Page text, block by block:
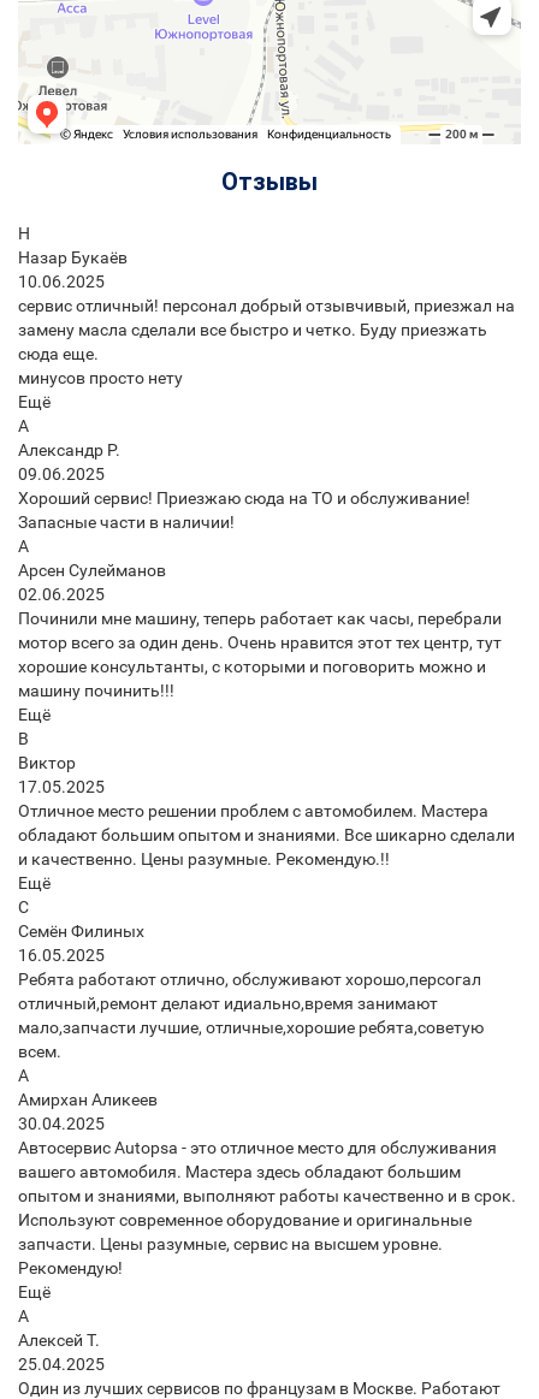
Отзывы
Н
Назар Букаёв
10.06.2025
сервис отличный! персонал добрый отзывчивый, приезжал на
замену масла сделали все быстро и четко. Буду приезжать
сюда еще.
минусов просто нету
Ещё
А
Александр Р.
09.06.2025
Хороший сервис! Приезжаю сюда на ТО и обслуживание!
Запасные части в наличии!
А
Арсен Сулейманов
02.06.2025
Починили мне машину, теперь работает как часы, перебрали
мотор всего за один день. Очень нравится этот тех центр, тут
хорошие консультанты, с которыми и поговорить можно и
машину починить!!!
Ещё
В
Виктор
17.05.2025
Отличное место решении проблем с автомобилем. Мастера
обладают большим опытом и знаниями. Все шикарно сделали
и качественно. Цены разумные. Рекомендую.!!
Ещё
С
Семён Филиных
16.05.2025
Ребята работают отлично, обслуживают хорошо,персогал
отличный,ремонт делают идиально,время занимают
мало,запчасти лучшие, отличные,хорошие ребята,советую
всем.
А
Амирхан Аликеев
30.04.2025
Автосервис Autopsa - это отличное место для обслуживания
вашего автомобиля. Мастера здесь обладают большим
опытом и знаниями, выполняют работы качественно и в срок.
Используют современное оборудование и оригинальные
запчасти. Цены разумные, сервис на высшем уровне.
Рекомендую!
Ещё
А
Алексей Т.
25.04.2025
Один из лучших сервисов по французам в Москве. Работают